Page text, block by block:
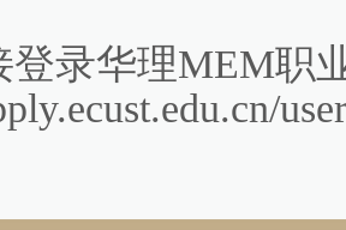
登录华理MEM职